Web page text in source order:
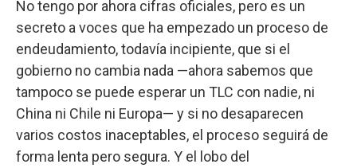
No tengo por ahora cifras oficiales, pero es un
secreto a voces que ha empezado un proceso de
endeudamiento, todavía incipiente, que si el
gobierno no cambia nada —ahora sabemos que
tampoco se puede esperar un TLC con nadie, ni
China ni Chile ni Europa— y si no desaparecen
varios costos inaceptables, el proceso seguirá de
forma lenta pero segura. Y el lobo del